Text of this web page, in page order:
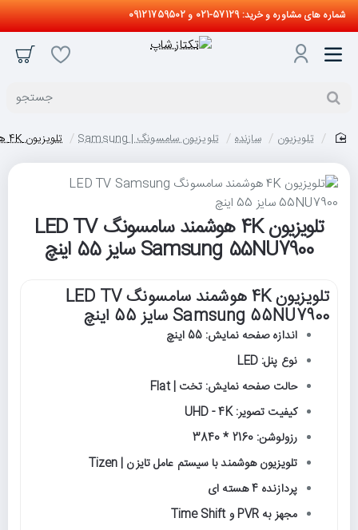
شماره های مشاوره و خرید: 57129-021 و 09121759502
جستجو
تلویزیون سازنده تلویزیون سامسونگ | Samsung تلویزیون 4K هوشمند سامسونگ LED TV Samsung 55NU7900 سایز 55 اینچ
تلویزیون 4K هوشمند سامسونگ LED TV
Samsung 55NU7900 سایز 55 اینچ
تلویزیون 4K هوشمند سامسونگ LED TV
Samsung 55NU7900 سایز 55 اینچ
اندازه صفحه نمایش: 55 اینچ
نوع پنل: LED
حالت صفحه نمایش: تخت | Flat
کیفیت تصویر: UHD - 4K
رزولوشن: 2160 * 3840
تلویزیون هوشمند با سیستم عامل تایزن | Tizen
پردازنده 4 هسته ای
مجهز به PVR و Time Shift